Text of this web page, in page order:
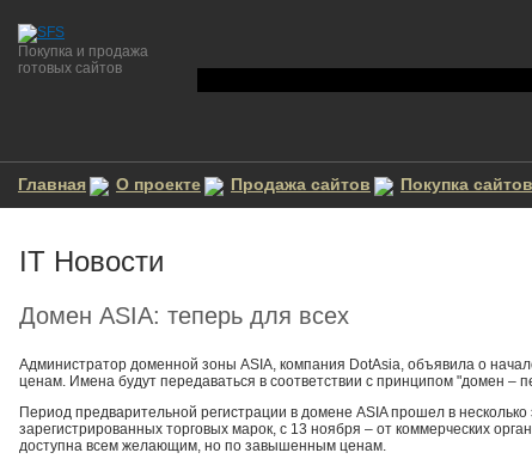
Покупка и продажа
готовых сайтов
Главная О проекте Продажа сайтов Покупка сайтов
IT Новости
Домен ASIA: теперь для всех
Администратор доменной зоны ASIA, компания DotAsia, объявила о
ценам. Имена будут передаваться в соответствии с принципом "домен –
Период предварительной регистрации в домене ASIA прошел в
зарегистрированных торговых марок, с 13 ноября – от коммерческих
доступна всем желающим, но по завышенным ценам.